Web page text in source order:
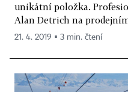
unikátní položka.
Alan Detrich na
21. 4. 2019 ▪ 3 min. čtení